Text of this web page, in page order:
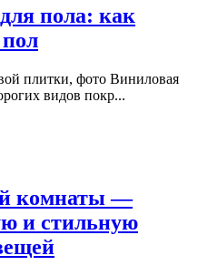
пола: как
плитки, фото Виниловая
видов покр...
комнаты —
и стильную